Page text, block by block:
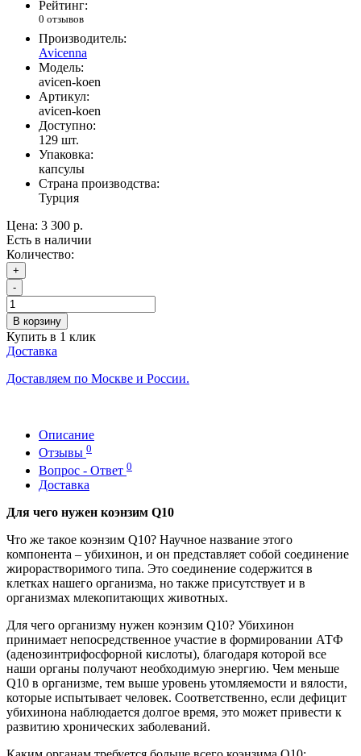
Рейтинг:
0 отзывов
Производитель:
Avicenna
Модель:
avicen-koen
Артикул:
avicen-koen
Доступно:
129 шт.
Упаковка:
капсулы
Страна производства:
Турция
Цена: 3 300 р.
Есть в наличии
Количество:
+
-
В корзину
Купить в 1 клик
Доставка
Доставляем по Москве и России.
Описание
Отзывы 0
Вопрос - Ответ 0
Доставка
Для чего нужен коэнзим Q10
Что же такое коэнзим Q10? Научное название этого
компонента – убихинон, и он представляет собой соединение
жирорастворимого типа. Это соединение содержится в
клетках нашего организма, но также присутствует и в
организмах млекопитающих животных.
Для чего организму нужен коэнзим Q10? Убихинон
принимает непосредственное участие в формировании АТФ
(аденозинтрифосфорной кислоты), благодаря которой все
наши органы получают необходимую энергию. Чем меньше
Q10 в организме, тем выше уровень утомляемости и вялости,
которые испытывает человек. Соответственно, если дефицит
убихинона наблюдается долгое время, это может привести к
развитию хронических заболеваний.